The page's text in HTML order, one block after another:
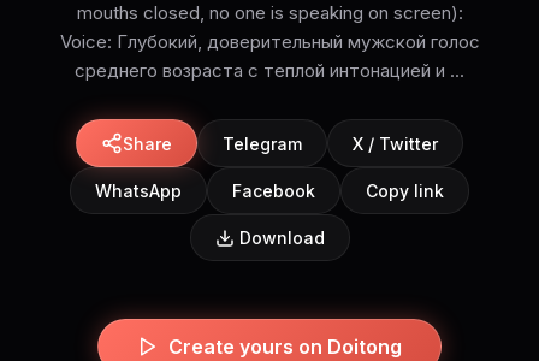
mouths closed, no one is speaking on screen):
Voice: Глубокий, доверительный мужской голос
среднего возраста с теплой интонацией и ...
Share Telegram X / Twitter
WhatsApp Facebook Copy link
Download
Create yours on Doitong